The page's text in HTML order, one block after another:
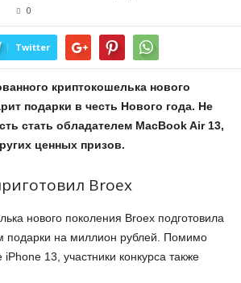
0
Twitter
криптокошелька нового
подарки в честь Нового года. Не
стать обладателем MacBook Air 13,
ценных призов.
Broex
нового поколения Broex подготовила
подарки на миллион рублей. Помимо
13, участники конкурса также